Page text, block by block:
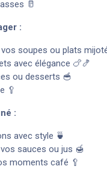
🥛
:
soupes ou plats
avec élégance 🍗🍤
ou desserts 🥣
🥄
:
avec style 🍵
sauces ou jus 🍯
moments café 🥄